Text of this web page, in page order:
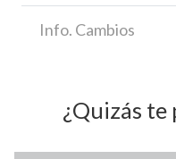
Info. Cambios
¿Quizás te